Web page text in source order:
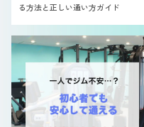
る方法と正しい通い方ガイド